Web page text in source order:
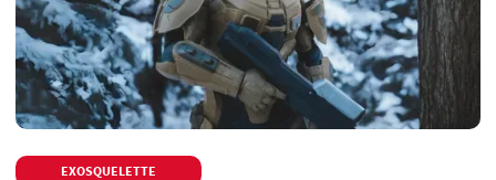
EXOSQUELETTE